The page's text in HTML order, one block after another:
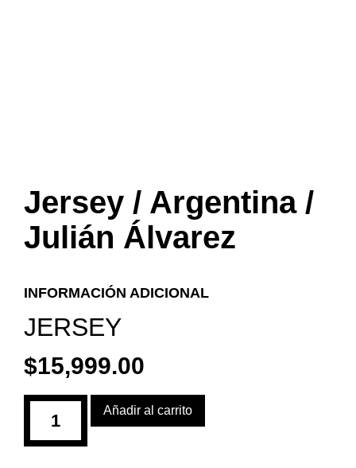
Jersey / Argentina /
Julián Álvarez
INFORMACIÓN ADICIONAL
JERSEY
$15,999.00
Añadir al carrito